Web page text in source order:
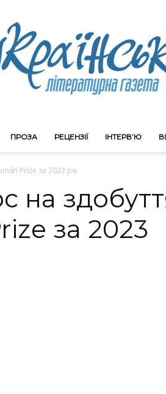
ПРОЗА РЕЦЕНЗІЇ ІНТЕРВ’Ю
Prize за 2023 рік
на
за 2023